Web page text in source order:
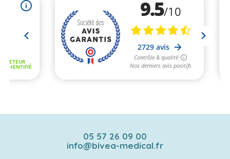
05 57 26 09 00
info@bivea-medical.fr